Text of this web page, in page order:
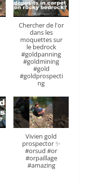
Chercher de l'or
dans les
moquettes sur
le bedrock
#goldpanning
#goldmining
#gold
#goldprospecti
ng
Vivien gold
prospector ✨
#orsud #or
#orpaillage
#amazing